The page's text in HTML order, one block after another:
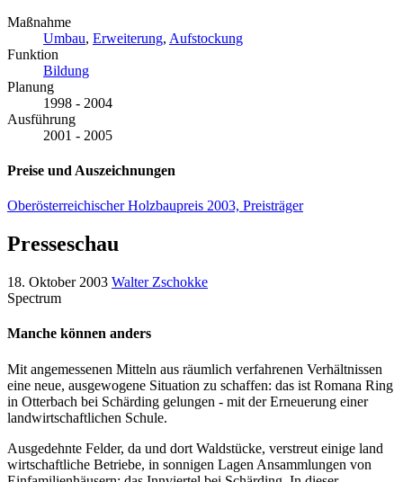
Maßnahme
Umbau, Erweiterung, Aufstockung
Funktion
Bildung
Planung
1998 - 2004
Ausführung
2001 - 2005
Preise und Auszeichnungen
Oberösterreichischer Holzbaupreis 2003, Preisträger
Presseschau
18. Oktober 2003 Walter Zschokke
Spectrum
Manche können anders
Mit angemessenen Mitteln aus räumlich verfahrenen Verhältnissen
eine neue, ausgewogene Situation zu schaffen: das ist Romana Ring
in Otterbach bei Schärding gelungen - mit der Erneuerung einer
landwirtschaftlichen Schule.
Ausgedehnte Felder, da und dort Waldstücke, verstreut einige land
wirtschaftliche Betriebe, in sonnigen Lagen Ansammlungen von